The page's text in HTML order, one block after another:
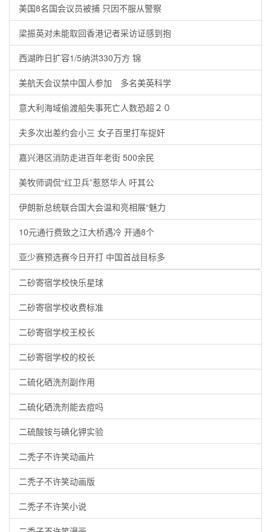
美国8名国会议员被捕 只因不服从警察
梁振英对未能取回香港记者采访证感到抱
西湖昨日扩容1/5纳洪330万方 锦
美航天会议禁中国人参加 多名美英科学
意大利海域偷渡船失事死亡人数恐超２０
夫多次出差约会小三 女子百里打车捉奸
嘉兴港区消防走进百年老街 500余民
美牧师调侃“红卫兵”惹怒华人 吁其公
伊朗新总统联合国大会温和亮相展“魅力
10元通行费致之江大桥遇冷 开通8个
亚少赛预选赛今日开打 中国首战目标多
二砂寄宿学校快乐星球
二砂寄宿学校收费标准
二砂寄宿学校王校长
二砂寄宿学校的校长
二硫化硒洗剂副作用
二硫化硒洗剂能去痘吗
二硫酸铵与碘化钾实验
二秃子不许笑动画片
二秃子不许笑动画版
二秃子不许笑小说